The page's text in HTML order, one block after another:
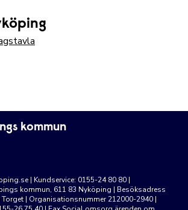
kommun
| Kundservice: 0155-24 80 80 |
kommun, 611 83 Nyköping | Besöksadress
| Organisationsnummer 212000-2940 |